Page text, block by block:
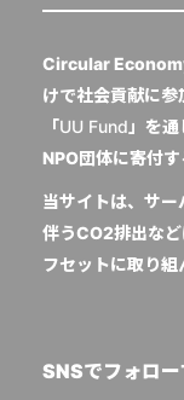
Circular
けで社会貢献に
「UU Fund 」を
NPO団体に寄付す
当サイトは、サ
伴うCO2排出な
フセットに取り組
SNSでフォロー